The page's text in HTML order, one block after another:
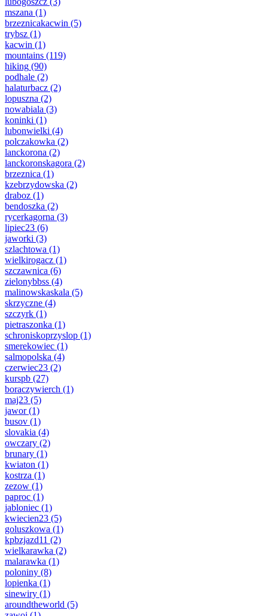
mszana (1)
brzeznicakacwin (5)
trybsz (1)
kacwin (1)
mountains (119)
hiking (90)
podhale (2)
halaturbacz (2)
lopuszna (2)
nowabiala (3)
koninki (1)
lubonwielki (4)
polczakowka (2)
lanckorona (2)
lanckoronskagora (2)
brzeznica (1)
kzebrzydowska (2)
draboz (1)
bendoszka (2)
rycerkagorna (3)
lipiec23 (6)
jaworki (3)
szlachtowa (1)
wielkirogacz (1)
szczawnica (6)
zielonybbss (4)
malinowskaskala (5)
skrzyczne (4)
szczyrk (1)
pietraszonka (1)
schroniskoprzyslop (1)
smerekowiec (1)
salmopolska (4)
czerwiec23 (2)
kurspb (27)
boraczywierch (1)
maj23 (5)
jawor(1)
busov (1)
slovakia (4)
owczary (2)
brunary (1)
kwiaton (1)
kostrza (1)
zezow (1)
paproc (1)
jabloniec (1)
kwiecien23 (5)
goluszkowa (1)
kpbzjazd11 (2)
wielkarawka (2)
malarawka (1)
poloniny (8)
lopienka (1)
sinewiry (1)
aroundtheworld (5)